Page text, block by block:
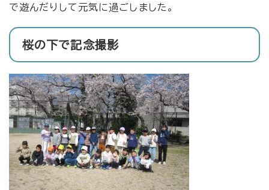
で遊んだりして元気に過ごしました。
桜の下で記念撮影